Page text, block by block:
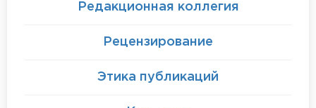
Редакционная коллегия
Рецензирование
Этика публикаций